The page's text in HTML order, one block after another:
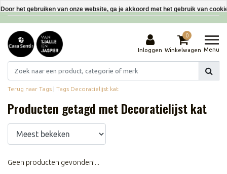
Interieurdecoraties van gerecyclede materialen
Inloggen
0
Winkelwagen Menu
Terug naar Tags | Tags Decoratielijst kat
Producten getagd met Decoratielijst kat
Geen producten gevonden!...
Door het gebruiken van onze website, ga je akkoord met het gebruik van